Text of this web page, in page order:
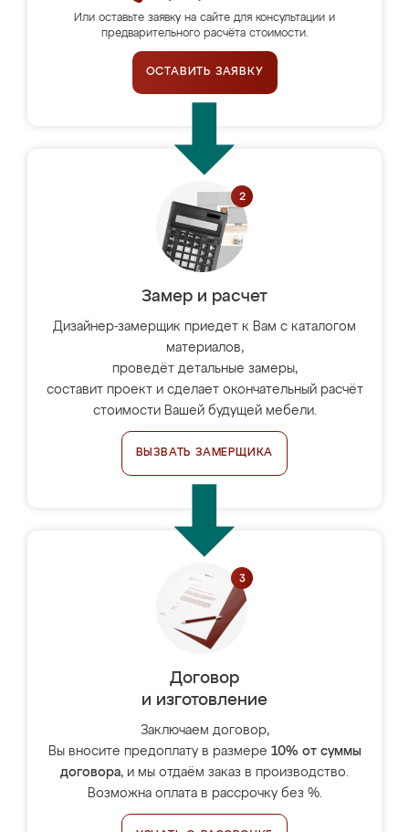
Или оставьте заявку на сайте для консультации и
предварительного расчёта стоимости.
ОСТАВИТЬ ЗАЯВКУ
Замер и расчет
Дизайнер-замерщик приедет к Вам с каталогом
материалов,
проведёт детальные замеры,
составит проект и сделает окончательный расчёт
стоимости Вашей будущей мебели.
ВЫЗВАТЬ ЗАМЕРЩИКА
Договор
и изготовление
Заключаем договор,
Вы вносите предоплату в размере 10% от суммы
договора, и мы отдаём заказ в производство.
Возможна оплата в рассрочку без %.